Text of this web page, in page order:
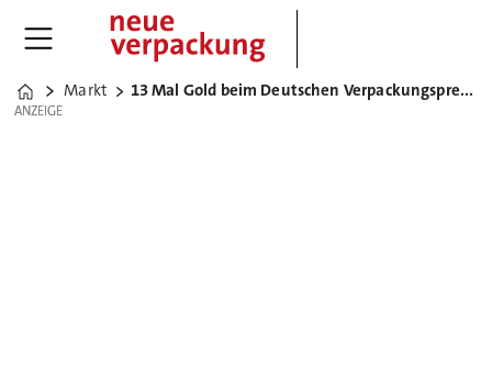
Home
Markt 13 Mal Gold beim Deutschen Verpackungspreis 2020
ANZEIGE
ANZEIGE